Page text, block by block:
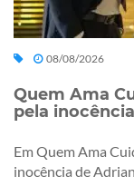
08/08/2026
Quem Ama
pela inocência
Em Quem Ama
inocência de